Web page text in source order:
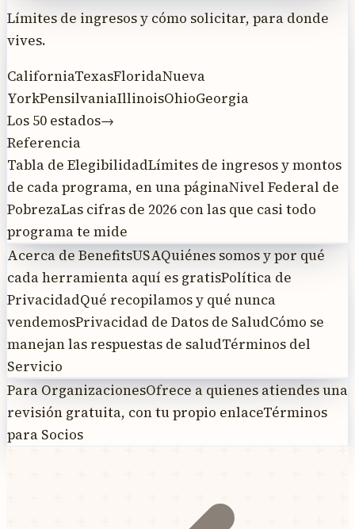
Límites de ingresos y cómo solicitar, para donde
vives.
CaliforniaTexasFloridaNueva
YorkPensilvaniaIllinoisOhioGeorgia
Los 50 estados→
Referencia
Tabla de ElegibilidadLímites de ingresos y montos
de cada programa, en una páginaNivel Federal de
PobrezaLas cifras de 2026 con las que casi todo
programa te mide
Acerca de BenefitsUSAQuiénes somos y por qué
cada herramienta aquí es gratisPolítica de
PrivacidadQué recopilamos y qué nunca
vendemosPrivacidad de Datos de SaludCómo se
manejan las respuestas de saludTérminos del
Servicio
Para OrganizacionesOfrece a quienes atiendes una
revisión gratuita, con tu propio enlaceTérminos
para Socios